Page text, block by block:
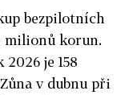
bezpilotních
milionů korun.
je 158
v dubnu při